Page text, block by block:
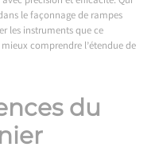
le façonnage de rampes
les instruments que ce
comprendre l’étendue de
du